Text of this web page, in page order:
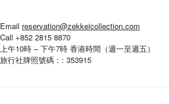
Email reservation@zekkeicollection.com
Call +852 2815 8870
上午10時 – 下午7時 香港時間（週一至週五）
旅行社牌照號碼：: 353915